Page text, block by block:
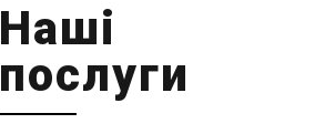
Наші
послуги